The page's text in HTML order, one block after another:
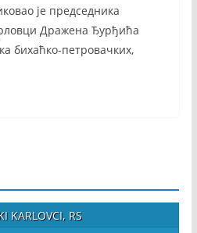
је председника
Дражена Ђурђића
бихаћко-петровачких,
KARLOVCI, RS